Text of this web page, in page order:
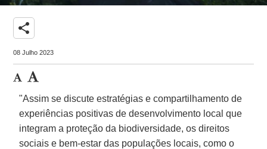
share
08 Julho 2023
"Assim se discute estratégias e compartilhamento de
experiências positivas de desenvolvimento local que
integram a proteção da biodiversidade, os direitos
sociais e bem-estar das populações locais, como o